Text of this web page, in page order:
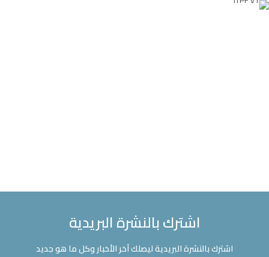
اشترك بالنشرة البريدية
اشترك بالنشرة البريدية ليصلك آخر الأخبار وكل ما هو جديد